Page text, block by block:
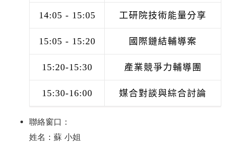
14:05 - 15:05 工研院技術能量分享
15:05 - 15:20 國際鏈結輔導案
15:20-15:30 產業競爭力輔導團
15:30-16:00 媒合對談與綜合討論
聯絡窗口：
姓名：蘇 小姐